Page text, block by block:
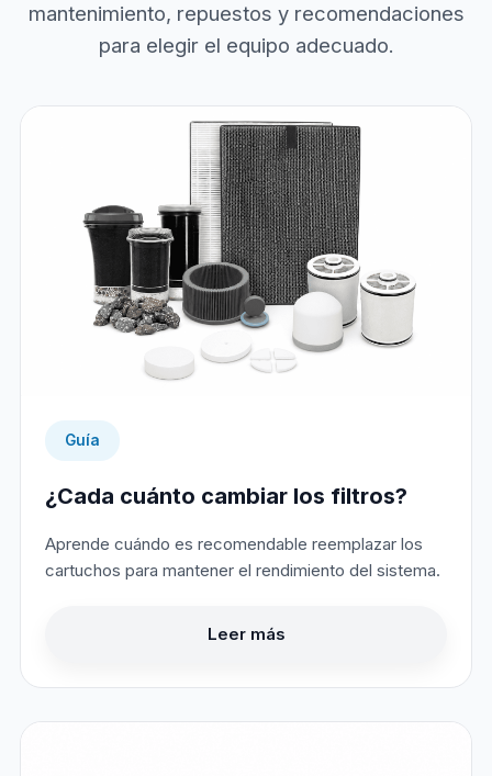
mantenimiento, repuestos y recomendaciones
para elegir el equipo adecuado.
Guía
¿Cada cuánto cambiar los filtros?
Aprende cuándo es recomendable reemplazar los
cartuchos para mantener el rendimiento del sistema.
Leer más